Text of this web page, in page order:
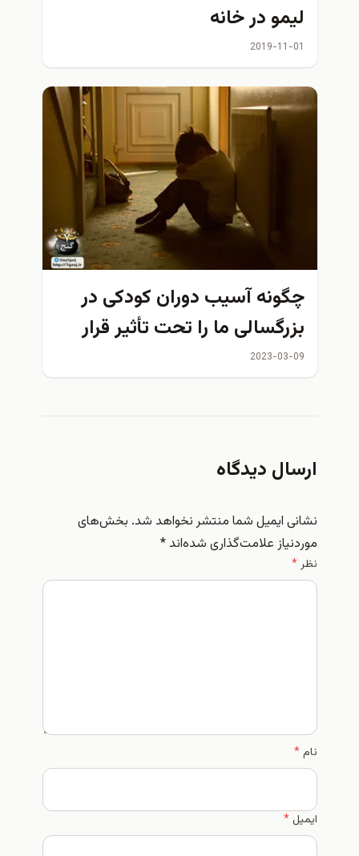
لیمو در خانه
2019-11-01
چگونه آسیب دوران کودکی در
بزرگسالی ما را تحت تأثیر قرار
می دهد
2023-03-09
ارسال دیدگاه
نشانی ایمیل شما منتشر نخواهد شد. بخش‌های
موردنیاز علامت‌گذاری شده‌اند*
نظر*
نام*
ایمیل*